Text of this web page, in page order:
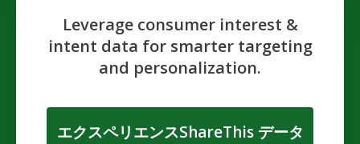
Leverage consumer interest &
intent data for smarter targeting
and personalization.
エクスペリエンスShareThis データ